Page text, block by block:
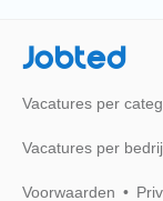
Jobted
Vacatures per
Vacatures per
Voorwaarden